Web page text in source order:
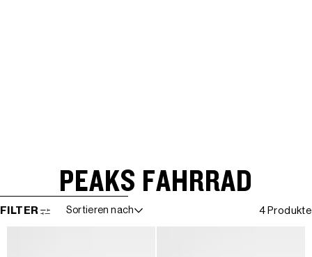
PEAKS FAHRRAD
WEITER ZUR ERGEBNISLISTE
FILTER Sortieren nach 4 Produkte